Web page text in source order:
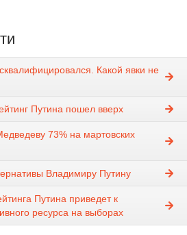
Какой явки не
Путина пошел вверх
73% на мартовских
Владимиру Путину
Путина приведет к
ресурса на выборах